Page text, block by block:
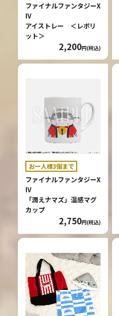
ファイナルファンタジーX
IV
アイストレー ＜レポリ
ット＞
2,200円(税込)
お一人様3個まで
ファイナルファンタジーX
IV
「潤えナマズ」温感マグ
カップ
2,750円(税込)